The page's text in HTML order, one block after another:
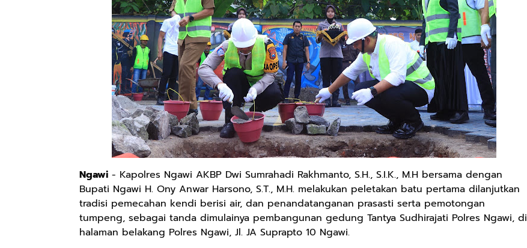
Ngawi - Kapolres Ngawi AKBP Dwi Sumrahadi Rakhmanto, S.H., S.I.K., M.H bersama dengan
Bupati Ngawi H. Ony Anwar Harsono, S.T., M.H. melakukan peletakan batu pertama dilanjutkan
tradisi pemecahan kendi berisi air, dan penandatanganan prasasti serta pemotongan
tumpeng, sebagai tanda dimulainya pembangunan gedung Tantya Sudhirajati Polres Ngawi, di
halaman belakang Polres Ngawi, Jl. JA Suprapto 10 Ngawi.